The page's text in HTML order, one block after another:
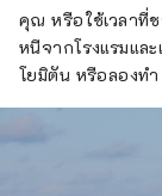
คุณ หรือใช้เวลาที่
หนีจากโรงแรมแล
โยมิตัน หรือลองท